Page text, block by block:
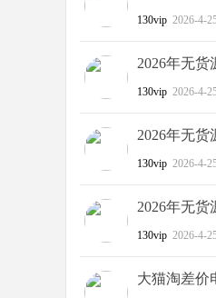
130vip 2026-4-
2026年无货
130vip 2026-4-
2026年无
130vip 2026-4-
2026年无
130vip 2026-4-
大猫淘差价